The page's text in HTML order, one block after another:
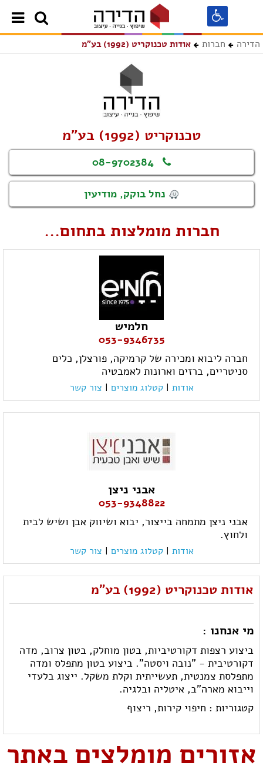
הדירה חברות אודות טכנוקריט (1992) בע"מ
טכנוקריט (1992) בע"מ
08-9702384
נחל בוקק, מודיעין
חברות מומלצות בתחום...
חלמיש
053-9346735
חברה ליבוא ומכירה של קרמיקה, פורצלן, כלים
סניטריים, ברזים וארונות לאמבטיה
אודות | קטלוג מוצרים | צור קשר
אבני ניצן
053-9348822
אבני ניצן מתמחה בייצור, יבוא ושיווק אבן ושיש לבית
ולחוץ.
אודות | קטלוג מוצרים | צור קשר
אודות טכנוקריט (1992) בע"מ
מי אנחנו :
ביצוע רצפות דקורטיביות, בטון מוחלק, בטון צרוב, מדה
דקורטיבית - "נובה ויסטה". ביצוע בטון מתפלס ומדה
מתפלסת צמנטית, תעשייתית וקלת משקל. ייצוג בלעדי
וייבוא מארה"ב, איטליה ובלגיה.
קטגוריות : חיפוי קירות, ריצוף
אזורים מומלצים באתר